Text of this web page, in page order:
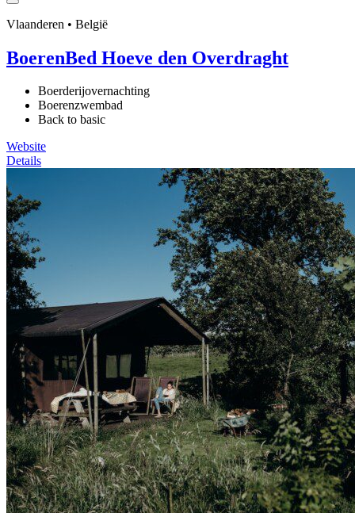
Vlaanderen • België
BoerenBed Hoeve den Overdraght
Boerderijovernachting
Boerenzwembad
Back to basic
Website
Details